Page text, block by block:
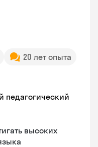
20 лет опыта
педагогический
высоких